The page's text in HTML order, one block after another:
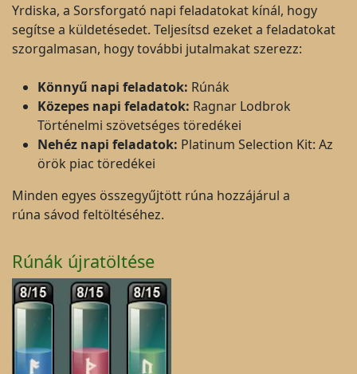
Yrdiska, a Sorsforgató napi feladatokat kínál, hogy
segítse a küldetésedet. Teljesítsd ezeket a feladatokat
szorgalmasan, hogy további jutalmakat szerezz:
Könnyű napi feladatok: Rúnák
Közepes napi feladatok: Ragnar Lodbrok
Történelmi szövetséges töredékei
Nehéz napi feladatok: Platinum Selection Kit: Az
örök piac töredékei
Minden egyes összegyűjtött rúna hozzájárul a
rúna sávod feltöltéséhez.
Rúnák újratöltése